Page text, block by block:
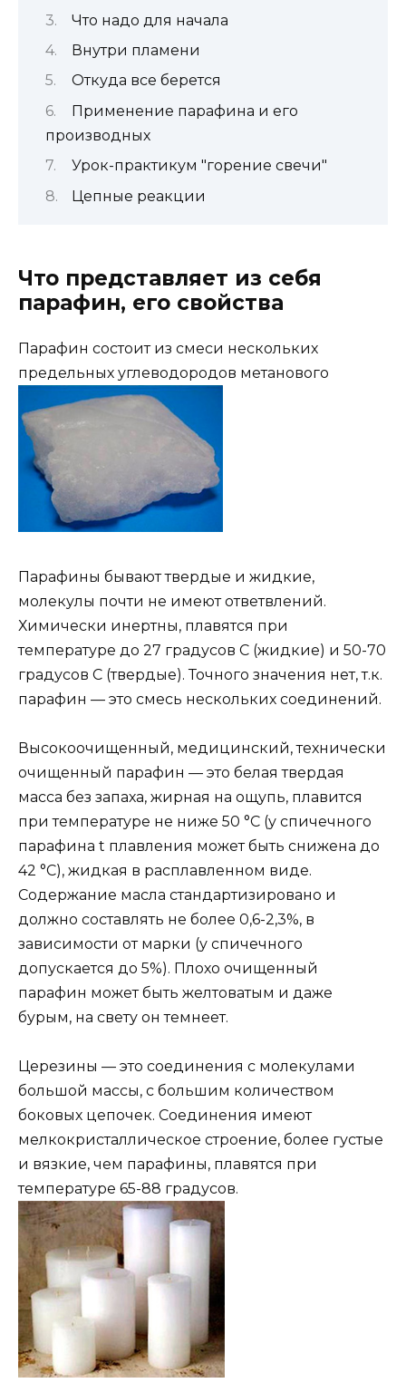
Что надо для начала
Внутри пламени
Откуда все берется
Применение парафина и его
производных
Урок-практикум "горение свечи"
Цепные реакции
Что представляет из себя
парафин, его свойства
Парафин состоит из смеси нескольких
предельных углеводородов метанового
Парафины бывают твердые и жидкие,
молекулы почти не имеют ответвлений.
Химически инертны, плавятся при
температуре до 27 градусов С (жидкие) и 50-70
градусов С (твердые). Точного значения нет, т.к.
парафин — это смесь нескольких соединений.
Высокоочищенный, медицинский, технически
очищенный парафин — это белая твердая
масса без запаха, жирная на ощупь, плавится
при температуре не ниже 50 °С (у спичечного
парафина t плавления может быть снижена до
42 °С), жидкая в расплавленном виде.
Содержание масла стандартизировано и
должно составлять не более 0,6-2,3%, в
зависимости от марки (у спичечного
допускается до 5%). Плохо очищенный
парафин может быть желтоватым и даже
бурым, на свету он темнеет.
Церезины — это соединения с молекулами
большой массы, с большим количеством
боковых цепочек. Соединения имеют
мелкокристаллическое строение, более густые
и вязкие, чем парафины, плавятся при
температуре 65-88 градусов.